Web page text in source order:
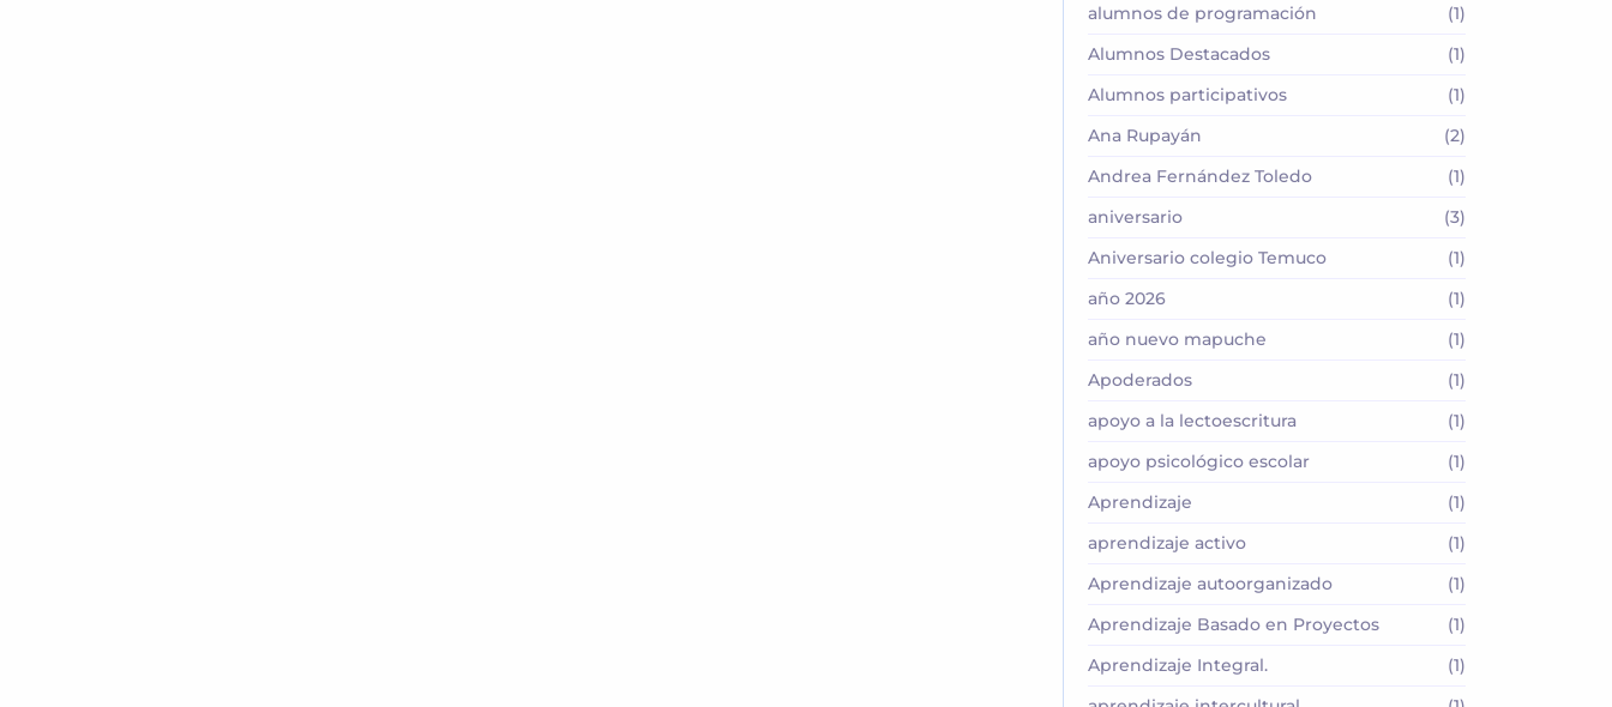
alumnos de programación
(1)
Alumnos Destacados
(1)
Alumnos participativos
(1)
Ana Rupayán
(2)
Andrea Fernández Toledo
(1)
aniversario
(3)
Aniversario colegio Temuco
(1)
año 2026
(1)
año nuevo mapuche
(1)
Apoderados
(1)
apoyo a la lectoescritura
(1)
apoyo psicológico escolar
(1)
Aprendizaje
(1)
aprendizaje activo
(1)
Aprendizaje autoorganizado
(1)
Aprendizaje Basado en Proyectos
(1)
Aprendizaje Integral.
(1)